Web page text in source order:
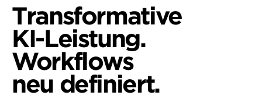
Transformative
KI-Leistung.
Workflows
neu definiert.